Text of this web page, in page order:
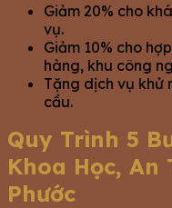
Giảm 20% cho
vụ.
Giảm 10% cho
hàng, khu công
Tặng dịch vụ khử
cầu.
Quy Trình 5
Khoa Học, An
Phước